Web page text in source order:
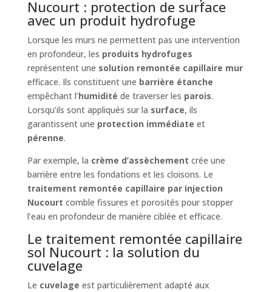
Nucourt : protection de surface
avec un produit hydrofuge
Lorsque les murs ne permettent pas une intervention
en profondeur, les produits hydrofuges
représentent une solution remontée capillaire mur
efficace. Ils constituent une barrière étanche
empêchant l’humidité de traverser les parois.
Lorsqu’ils sont appliqués sur la surface, ils
garantissent une protection immédiate et
pérenne.
Par exemple, la crème d’assèchement crée une
barrière entre les fondations et les cloisons. Le
traitement remontée capillaire par injection
Nucourt comble fissures et porosités pour stopper
l’eau en profondeur de manière ciblée et efficace.
Le traitement remontée capillaire
sol Nucourt : la solution du
cuvelage
Le cuvelage est particulièrement adapté aux